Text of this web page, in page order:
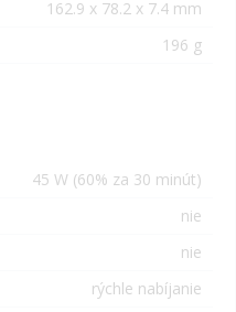
162.9 x 78.2 x 7.4 mm
196 g
45 W (60% za 30 minút)
nie
nie
rýchle nabíjanie